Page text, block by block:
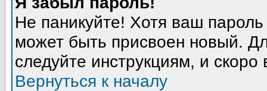
Не паникуйте! Хотя ваш
может быть присвоен новый.
следуйте инструкциям, и
Вернуться к началу